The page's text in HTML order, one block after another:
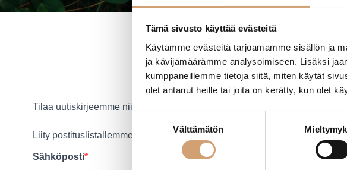
Tämä sivusto käyttää evästeitä
Käytämme evästeitä tarjoamamme sisällön ja
ja kävijämäärämme analysoimiseen. Lisäksi
kumppaneillemme tietoja siitä, miten käytät
olet antanut heille tai joita on kerätty, kun olet
valinta
Välttämätön
Tilaa uutiskirjeemme niin kuulet ensimmäisten joukossa uutuuksista,
Liity postituslistallemme tästä:
Sähköposti